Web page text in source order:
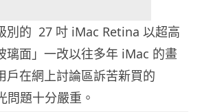
別的 27 吋 iMac Retina 以超高
璃面」一改以往多年 iMac 的畫
戶在網上討論區訴苦新買的
題十分嚴重。